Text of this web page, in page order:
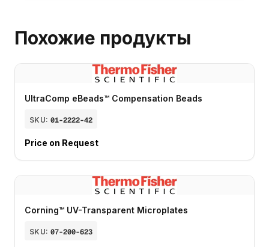
Похожие продукты
UltraComp eBeads™ Compensation Beads
SKU: 01-2222-42
Price on Request
Corning™ UV-Transparent Microplates
SKU: 07-200-623